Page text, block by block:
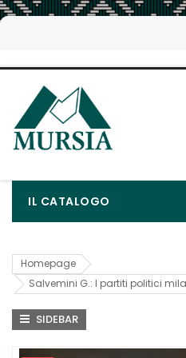
IL CATALOGO
Homepage
Salvemini G.: I partiti politici
SIDEBAR